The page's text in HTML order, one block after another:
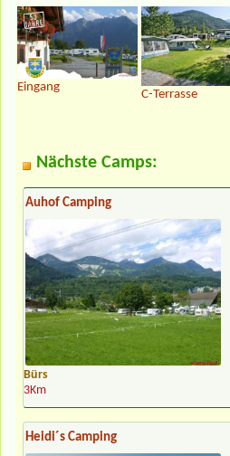
Eingang
C-Terrasse
Nächste Camps:
Auhof Camping
Bürs
3Km
Heidi´s Camping